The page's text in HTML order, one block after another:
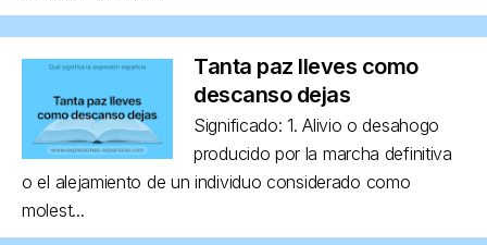
Tanta paz lleves como
descanso dejas
Significado: 1. Alivio o desahogo
producido por la marcha definitiva
o el alejamiento de un individuo considerado como
molest...